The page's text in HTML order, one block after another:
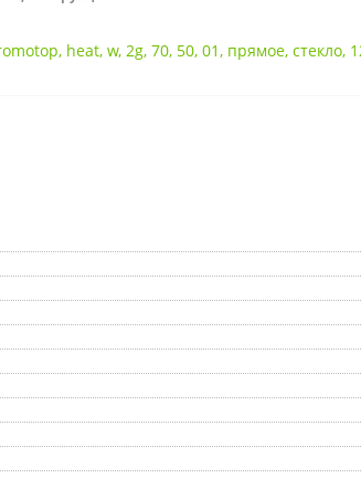
, heat, w, 2g, 70, 50, 01, прямое, стекло,